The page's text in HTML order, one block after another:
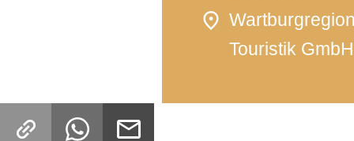
Touristik GmbH